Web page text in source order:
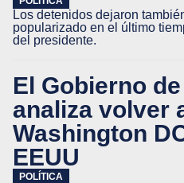
Los detenidos dejaron
popularizado en el último
del presidente.
El Gobierno
analiza volver
Washington
EEUU
POLÍTICA